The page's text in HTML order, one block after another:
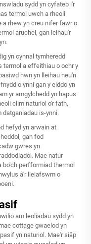
sydd yn cyfateb i'r
termol uwch a rheoli
a rhew yn creu nifer fawr o
aruchel, gan leihau'r
yn cynnal tymheredd
termol a effeithiau o ochr y
hwn yn lleihau neu'n
o ynni gan y eiddo yn
yr amgylchedd yn hapus
clim naturiol o'r fath,
datganiadau is-ynni.
hefyd yn arwain at
gan fod
gwres yn
Mae natur
perfformiad thermol
â'r lleiafswm o
am leoliadau sydd yn
cottage gwaelod yn
yn naturiol. Mae'r siâp